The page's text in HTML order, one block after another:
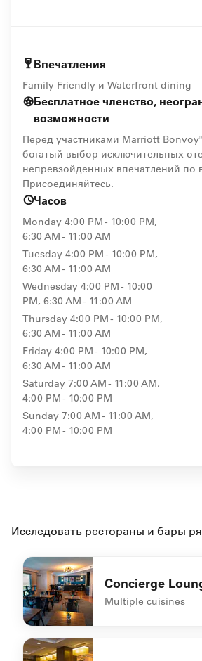
Впечатления
Family Friendly и Waterfront dining
Бесплатное членство,
возможности
Перед участниками Marriott
богатый выбор исключительных
непревзойденных впечатлений по
Присоединяйтесь.
Часов
Monday 4:00 PM - 10:00 PM,
6:30 AM - 11:00 AM
Tuesday 4:00 PM - 10:00 PM,
6:30 AM - 11:00 AM
Wednesday 4:00 PM - 10:00
PM, 6:30 AM - 11:00 AM
Thursday 4:00 PM - 10:00 PM,
6:30 AM - 11:00 AM
Friday 4:00 PM - 10:00 PM,
6:30 AM - 11:00 AM
Saturday 7:00 AM - 11:00 AM,
4:00 PM - 10:00 PM
Sunday 7:00 AM - 11:00 AM,
4:00 PM - 10:00 PM
Исследовать рестораны и бары
Concierge
Multiple cuisines
undefined Concierge Lounge